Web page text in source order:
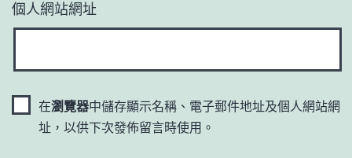
個人網站網址
在瀏覽器中儲存顯示名稱、電子郵件地址及個人網站網
址，以供下次發佈留言時使用。